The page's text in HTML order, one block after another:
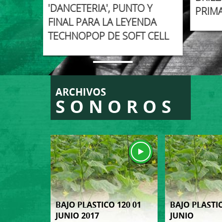
'DANCETERIA', PUNTO Y
FINAL PARA LA LEYENDA
TECHNOPOP DE SOFT CELL
ARCHIVOS
SONOROS
BAJO PLASTICO 120 01
JUNIO 2017
BAJO
JUNIO